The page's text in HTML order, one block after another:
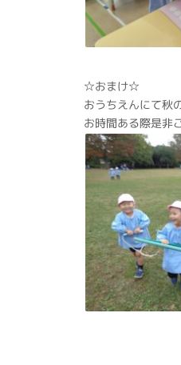
☆おまけ☆
おうちえんにて秋
お時間ある際是非